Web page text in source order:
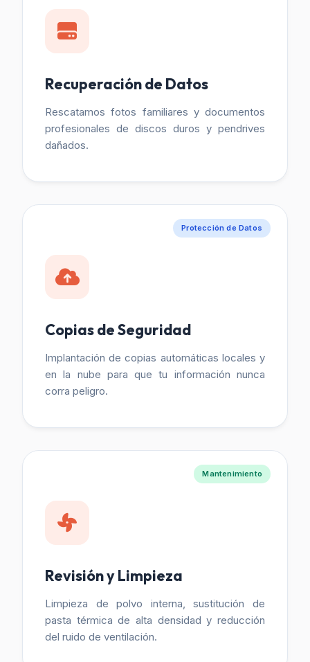
Recuperación de Datos
Rescatamos fotos familiares y documentos
profesionales de discos duros y pendrives
dañados.
Protección de Datos
Copias de Seguridad
Implantación de copias automáticas locales y
en la nube para que tu información nunca
corra peligro.
Mantenimiento
Revisión y Limpieza
Limpieza de polvo interna, sustitución de
pasta térmica de alta densidad y reducción
del ruido de ventilación.